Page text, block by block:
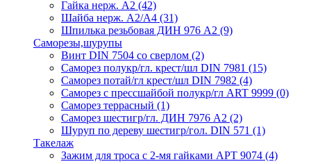
Гайка нерж. А2 (42)
Шайба нерж. А2/А4 (31)
Шпилька резьбовая ДИН 976 А2 (9)
Саморезы,шурупы
Винт DIN 7504 со сверлом (2)
Саморез полукр/гл. крест/шл DIN 7981 (15)
Саморез потай/гл крест/шл DIN 7982 (4)
Саморез с прессшайбой полукр/гл ART 9999 (0)
Саморез террасный (1)
Саморез шестигр/гл. ДИН 7976 А2 (2)
Шуруп по дереву шестигр/гол. DIN 571 (1)
Такелаж
Зажим для троса с 2-мя гайками АРТ 9074 (4)